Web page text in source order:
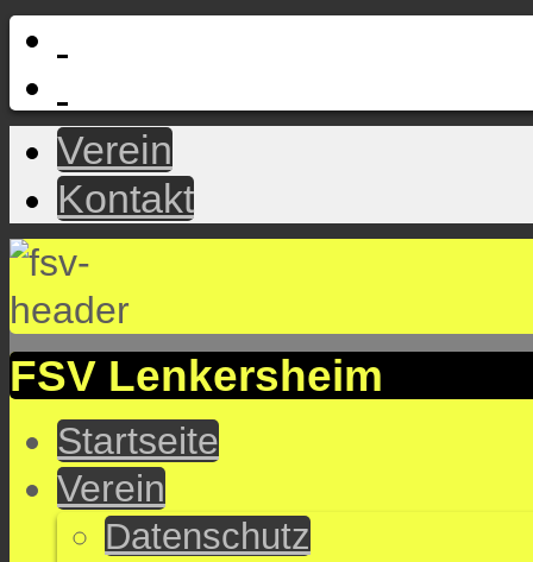
Verein
Kontakt
FSV Lenkersheim
Startseite
Verein
Datenschutz